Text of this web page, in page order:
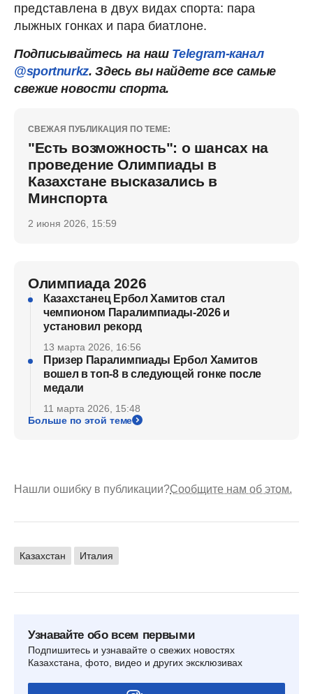
представлена в двух видах спорта: пара
лыжных гонках и пара биатлоне.
Подписывайтесь на наш Telegram-канал
@sportnurkz. Здесь вы найдете все самые
свежие новости спорта.
СВЕЖАЯ ПУБЛИКАЦИЯ ПО ТЕМЕ:
"Есть возможность": о шансах на
проведение Олимпиады в
Казахстане высказались в
Минспорта
2 июня 2026, 15:59
Олимпиада 2026
Казахстанец Ербол Хамитов стал
чемпионом Паралимпиады-2026 и
установил рекорд
13 марта 2026, 16:56
Призер Паралимпиады Ербол Хамитов
вошел в топ-8 в следующей гонке после
медали
11 марта 2026, 15:48
Больше по этой теме
Нашли ошибку в публикации?Сообщите нам об этом.
Казахстан Италия
Узнавайте обо всем первыми
Подпишитесь и узнавайте о свежих новостях
Казахстана, фото, видео и других эксклюзивах